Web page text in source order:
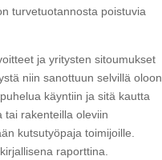
turvetuotannosta poistuvia
ja yritysten sitoumukset
niin sanottuun selvillä oloon
käyntiin ja sitä kautta
tai rakenteilla oleviin
kutsutyöpaja toimijoille.
raporttina.